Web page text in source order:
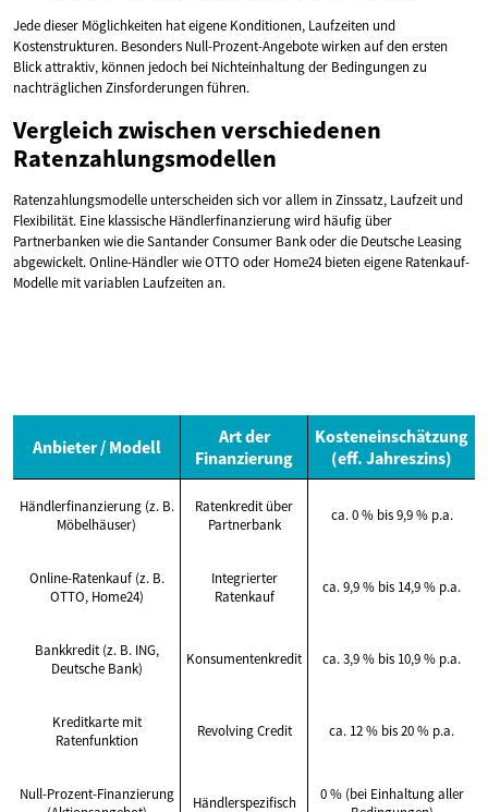
Jede dieser Möglichkeiten hat eigene Konditionen, Laufzeiten und
Kostenstrukturen. Besonders Null-Prozent-Angebote wirken auf den ersten
Blick attraktiv, können jedoch bei Nichteinhaltung der Bedingungen zu
nachträglichen Zinsforderungen führen.
Vergleich zwischen verschiedenen
Ratenzahlungsmodellen
Ratenzahlungsmodelle unterscheiden sich vor allem in Zinssatz, Laufzeit und
Flexibilität. Eine klassische Händlerfinanzierung wird häufig über
Partnerbanken wie die Santander Consumer Bank oder die Deutsche Leasing
abgewickelt. Online-Händler wie OTTO oder Home24 bieten eigene Ratenkauf-
Modelle mit variablen Laufzeiten an.
Anbieter / Modell
Art der
Finanzierung
Kosteneinschätzung
(eff. Jahreszins)
Händlerfinanzierung (z. B.
Möbelhäuser)
Ratenkredit über
Partnerbank
ca. 0 % bis 9,9 % p.a.
Online-Ratenkauf (z. B.
OTTO, Home24)
Integrierter
Ratenkauf
ca. 9,9 % bis 14,9 % p.a.
Bankkredit (z. B. ING,
Deutsche Bank)
Konsumentenkredit ca. 3,9 % bis 10,9 % p.a.
Kreditkarte mit
Ratenfunktion
Revolving Credit ca. 12 % bis 20 % p.a.
Null-Prozent-Finanzierung
Händlerspezifisch
0 % (bei Einhaltung aller